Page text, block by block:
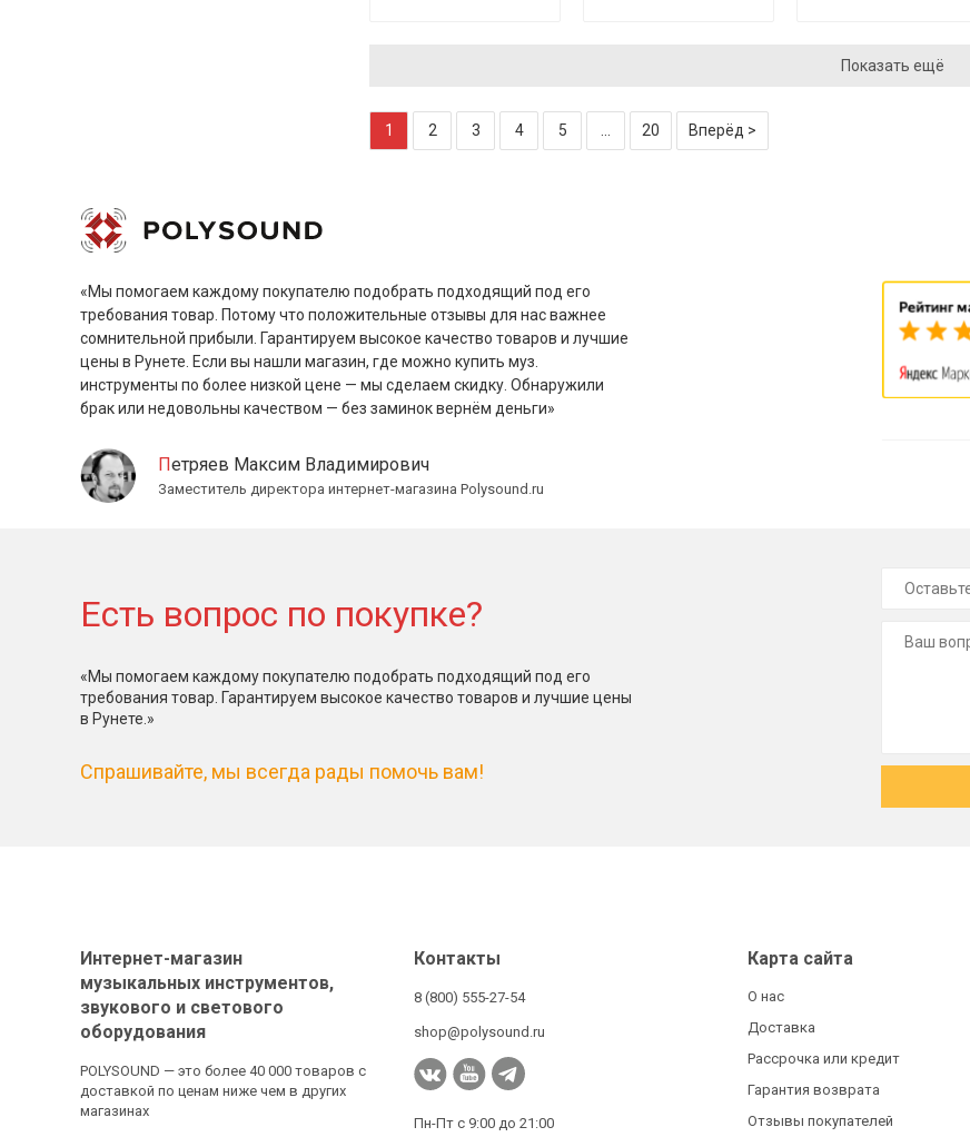
Показать ещё
1 2 3 4 5 20 Вперёд >
«Мы помогаем каждому покупателю подобрать подходящий под его
требования товар. Потому что положительные отзывы для нас важнее
сомнительной прибыли. Гарантируем высокое качество товаров и лучшие
цены в Рунете. Если вы нашли магазин, где можно купить муз.
инструменты по более низкой цене — мы сделаем скидку. Обнаружили
брак или недовольны качеством — без заминок вернём деньги»
Петряев Максим Владимирович
Заместитель директора интернет-магазина Polysound.ru
Есть вопрос по покупке?
«Мы помогаем каждому покупателю подобрать подходящий под его
требования товар. Гарантируем высокое качество товаров и лучшие цены
в Рунете.»
Спрашивайте, мы всегда рады помочь вам!
Интернет-магазин
музыкальных инструментов,
звукового и светового
оборудования
POLYSOUND — это более 40 000 товаров с
доставкой по ценам ниже чем в других
магазинах
Контакты
8 (800) 555-27-54
shop@polysound.ru
Пн-Пт с 9:00 до 21:00
Карта сайта
О нас
Доставка
Рассрочка или кредит
Гарантия возврата
Отзывы покупателей